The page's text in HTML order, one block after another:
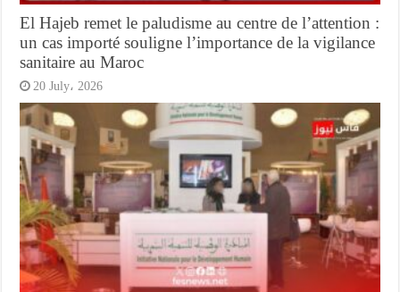
El Hajeb remet le paludisme au centre de l’attention :
un cas importé souligne l’importance de la vigilance
sanitaire au Maroc
20 July، 2026